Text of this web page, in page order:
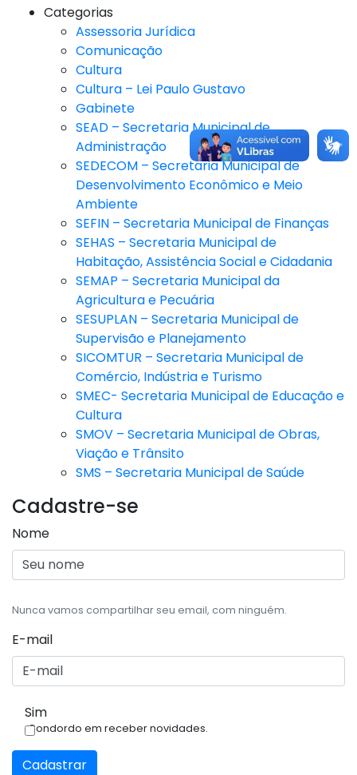
Categorias
Assessoria Jurídica
Comunicação
Cultura
Cultura – Lei Paulo Gustavo
Gabinete
SEAD – Secretaria Municipal de
Administração
SEDECOM – Secretaria Municipal de
Desenvolvimento Econômico e Meio
Ambiente
SEFIN – Secretaria Municipal de Finanças
SEHAS – Secretaria Municipal de
Habitação, Assistência Social e Cidadania
SEMAP – Secretaria Municipal da
Agricultura e Pecuária
SESUPLAN – Secretaria Municipal de
Supervisão e Planejamento
SICOMTUR – Secretaria Municipal de
Comércio, Indústria e Turismo
SMEC- Secretaria Municipal de Educação e
Cultura
SMOV – Secretaria Municipal de Obras,
Viação e Trânsito
SMS – Secretaria Municipal de Saúde
Cadastre-se
Nome
Nunca vamos compartilhar seu email, com ninguém.
E-mail
Sim
Condordo em receber novidades.
Cadastrar